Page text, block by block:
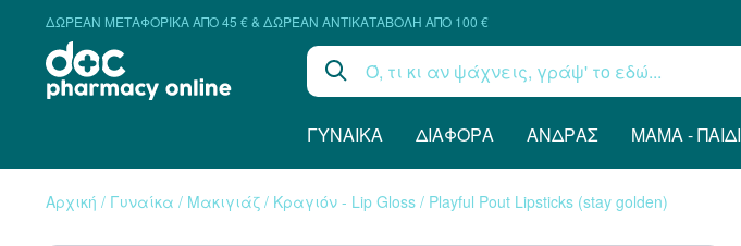
ΔΩΡΕΑΝ ΜΕΤΑΦΟΡΙΚΑ ΑΠΟ 45 € & ΔΩΡΕΑΝ ΑΝΤΙΚΑΤΑΒΟΛΗ ΑΠΟ 100 €
ΓΥΝΑΊΚΑ ΔΙΆΦΟΡΑ ΆΝΔΡΑΣ ΜΑΜΆ - ΠΑΙΔΊ
Αρχική / Γυναίκα / Μακιγιάζ / Κραγιόν - Lip Gloss / Playful Pout Lipsticks (stay golden)